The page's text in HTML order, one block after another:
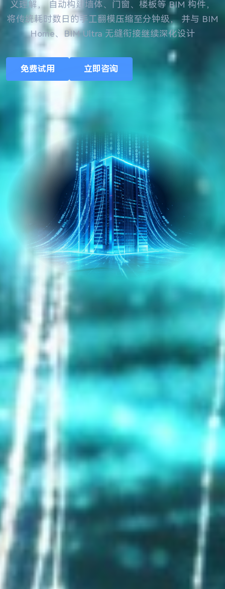
义理解， 自动构建墙体、门窗、楼板等 BIM 构件，
将传统耗时数日的手工翻模压缩至分钟级， 并与 BIM
Home、BIM Ultra 无缝衔接继续深化设计
免费试用 立即咨询